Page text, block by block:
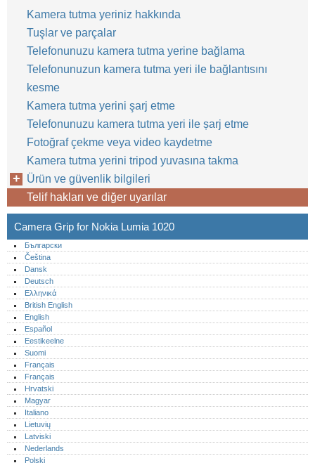
Kamera tutma yeriniz hakkında
Tuşlar ve parçalar
Telefonunuzu kamera tutma yerine bağlama
Telefonunuzun kamera tutma yeri ile bağlantısını
kesme
Kamera tutma yerini şarj etme
Telefonunuzu kamera tutma yeri ile șarj etme
Fotoğraf çekme veya video kaydetme
Kamera tutma yerini tripod yuvasına takma
Ürün ve güvenlik bilgileri
Telif hakları ve diğer uyarılar
Camera Grip for Nokia Lumia 1020
Български
Čeština
Dansk
Deutsch
Ελληνικά
British English
English
Español
Eestikeelne
Suomi
Français
Français
Hrvatski
Magyar
Italiano
Lietuvių
Latviski
Nederlands
Polski